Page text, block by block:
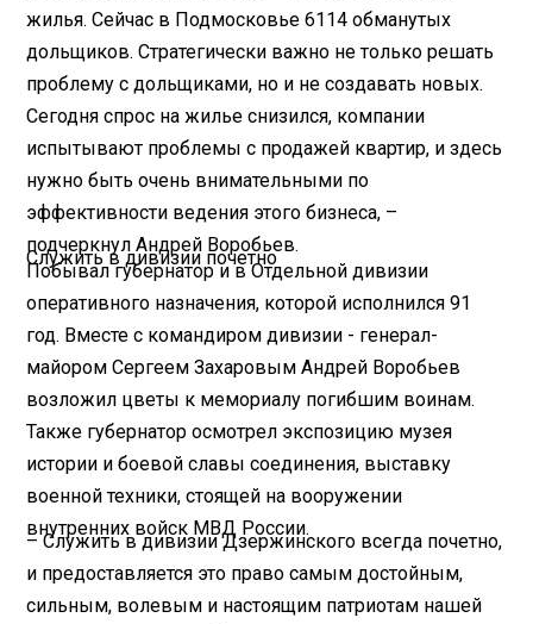
жилья. Сейчас в Подмосковье 6114 обманутых
дольщиков. Стратегически важно не только решать
проблему с дольщиками, но и не создавать новых.
Сегодня спрос на жилье снизился, компании
испытывают проблемы с продажей квартир, и здесь
нужно быть очень внимательными по
эффективности ведения этого бизнеса, –
подчеркнул Андрей Воробьев.
Служить в дивизии почетно
Побывал губернатор и в Отдельной дивизии
оперативного назначения, которой исполнился 91
год. Вместе с командиром дивизии - генерал-
майором Сергеем Захаровым Андрей Воробьев
возложил цветы к мемориалу погибшим воинам.
Также губернатор осмотрел экспозицию музея
истории и боевой славы соединения, выставку
военной техники, стоящей на вооружении
внутренних войск МВД России.
– Служить в дивизии Дзержинского всегда почетно,
и предоставляется это право самым достойным,
сильным, волевым и настоящим патриотам нашей